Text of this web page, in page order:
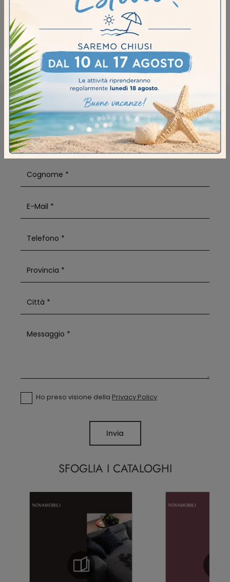
Letti Novamobili Cremona
Letti Novamobili Manerbio
Letti Novamobili Piacenza
SFOGLIA I CATALOGHI
RICHIEDI MAGGIORI INFORMAZIONI
Ho preso visione della Privacy Policy
Invia